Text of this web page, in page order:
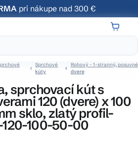
pri nákupe nad 300 €
Sprchové
kúty
Rohový - 1-stranný, posuvné
dvere
sprchovací kút s
120 (dvere) x 100
sklo, zlatý profil-
100-50-00